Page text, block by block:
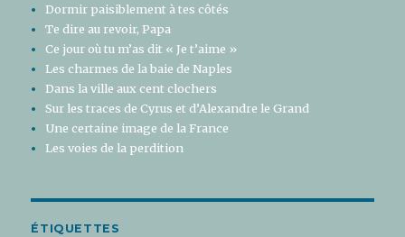
Dormir paisiblement à tes côtés
Te dire au revoir, Papa
Ce jour où tu m’as dit « Je t’aime »
Les charmes de la baie de Naples
Dans la ville aux cent clochers
Sur les traces de Cyrus et d’Alexandre le Grand
Une certaine image de la France
Les voies de la perdition
ÉTIQUETTES